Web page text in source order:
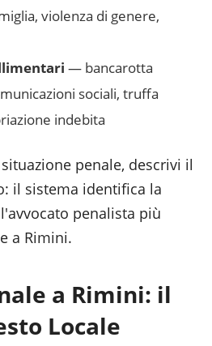
violenza di genere,
— bancarotta
sociali, truffa
indebita
penale, descrivi il
il sistema identifica la
penalista più
a Rimini.
a Rimini: il
Locale